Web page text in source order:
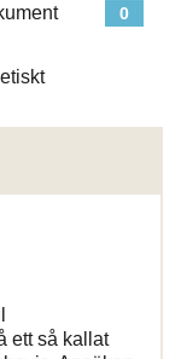
0
ett så kallat